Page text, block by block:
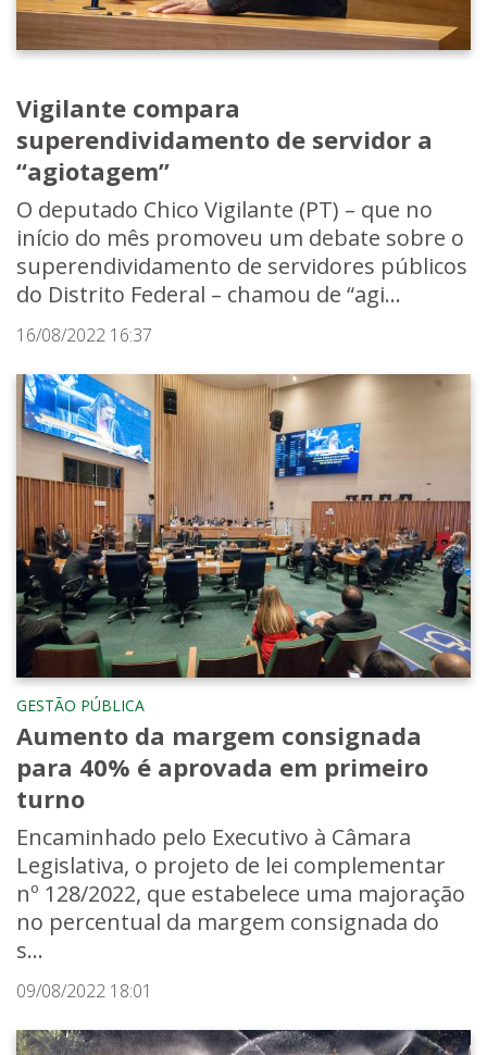
Vigilante compara
superendividamento de servidor a
“agiotagem”
O deputado Chico Vigilante (PT) – que no
início do mês promoveu um debate sobre o
superendividamento de servidores públicos
do Distrito Federal – chamou de “agi...
16/08/2022 16:37
GESTÃO PÚBLICA
Aumento da margem consignada
para 40% é aprovada em primeiro
turno
Encaminhado pelo Executivo à Câmara
Legislativa, o projeto de lei complementar
nº 128/2022, que estabelece uma majoração
no percentual da margem consignada do
s...
09/08/2022 18:01